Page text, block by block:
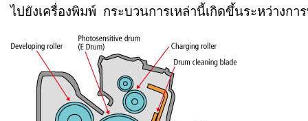
ไปยังเครื่องพิมพ์ กระบวนการเหล่านี้เกิดขึ้นระหว่างกา